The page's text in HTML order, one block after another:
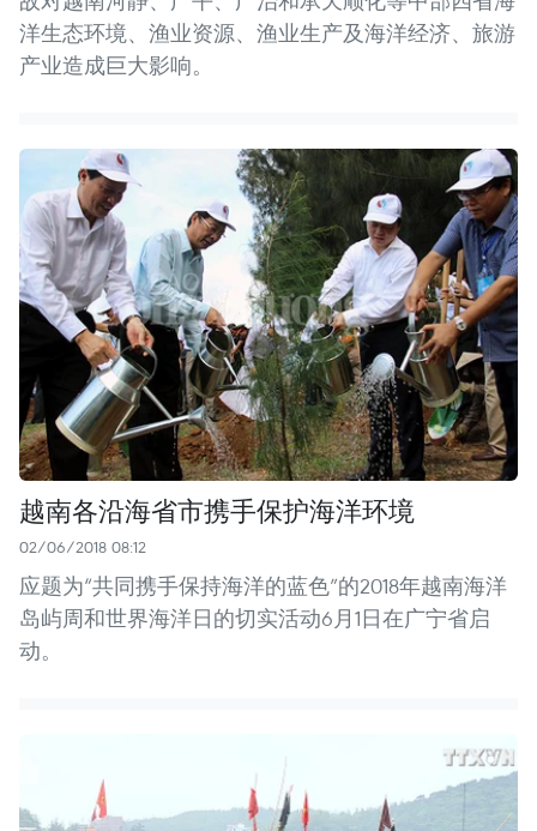
洋生态环境、渔业资源、渔业生产及海洋经济、旅游
产业造成巨大影响。
越南各沿海省市携手保护海洋环境
02/06/2018 08:12
应题为“共同携手保持海洋的蓝色”的2018年越南海洋
岛屿周和世界海洋日的切实活动6月1日在广宁省启
动。